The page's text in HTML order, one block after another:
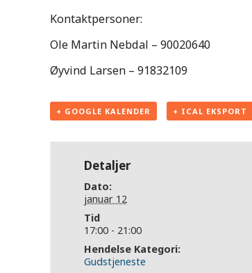
Kontaktpersoner:
Ole Martin Nebdal – 90020640
Øyvind Larsen – 91832109
+ GOOGLE KALENDER + ICAL EKSPORT
Detaljer
Dato:
januar 12
Tid
17:00 - 21:00
Hendelse Kategori:
Gudstjeneste